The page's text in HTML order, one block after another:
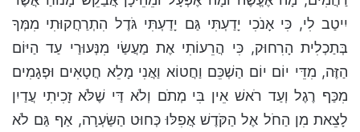
יִיטַב לִי, כִּי אָנֹכִי יָדַעְתִּי גַּם יָדַעְתִּי גֹּדֶל הִתְרַחֲקוּתִי מִמְּךָ
בְּתַכְלִית הָרִחוּק, כִּי הֲרֵעוֹתִי אֶת מַעֲשַׂי מִנְּעוּרַי עַד הַיּוֹם
הַזֶּה, מִדֵּי יוֹם יוֹם הַשְׁכֵּם וַחֲטוֹא וַאֲנִי מָלֵא חֲטָאִים וּפְגָמִים
מִכַּף רֶגֶל וְעַד רֹאשׁ אֵין בִּי מְתֹם וְלֹא דַּי שֶׁלֹּא זָכִיתִי עֲדַיִן
לָצֵאת מִן הַחֹל אֶל הַקֹּדֶשׁ אֲפִלּוּ כְּחוּט הַשַּׂעְרָה, אַף גַּם לֹא